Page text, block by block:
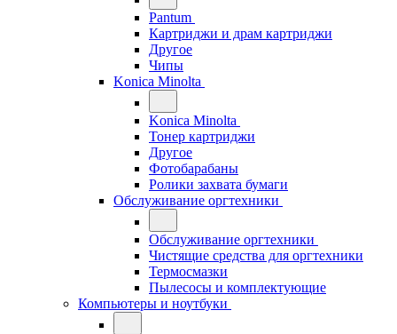
Pantum
Картриджи и драм картриджи
Другое
Чипы
Konica Minolta
Konica Minolta
Тонер картриджи
Другое
Фотобарабаны
Ролики захвата бумаги
Обслуживание оргтехники
Обслуживание оргтехники
Чистящие средства для оргтехники
Термосмазки
Пылесосы и комплектующие
Компьютеры и ноутбуки